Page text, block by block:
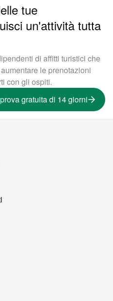
tue
un'attività tutta
di affitti turistici che
le prenotazioni
con gli ospiti.
gratuita di 14 giorni